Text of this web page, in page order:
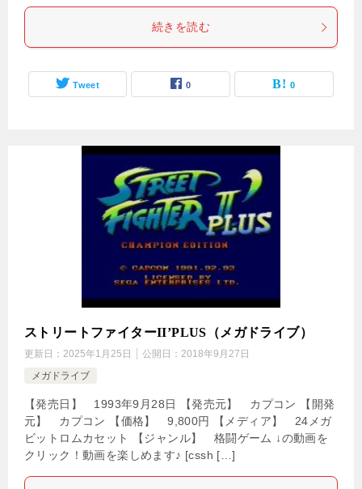
続きを読む
Tweet 0 0
ストリートファイターII’PLUS（メガドライブ）
更新日： 2025年1月25日 公開日： 2018年9月27日
メガドライブ
【発売日】 1993年9月28日 【発売元】 カプコン 【開発
元】 カプコン 【価格】 9,800円 【メディア】 24メガ
ビットロムカセット 【ジャンル】 格闘ゲーム ↓の動画を
クリック！動画を楽しめます♪ [cssh […]